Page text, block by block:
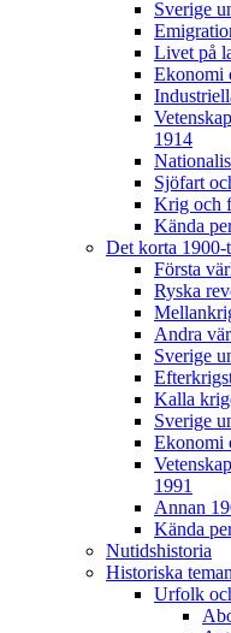
Sverige
Livet på
Ekonomi
1914
Sjöfart
Krig och
Kända
Det korta 1900-
Första
Ryska
Andra
Sverige
Kalla
Sverige
Ekonomi
1991
Annan
Kända
Nutidshistoria
Historiska teman
Urfolk